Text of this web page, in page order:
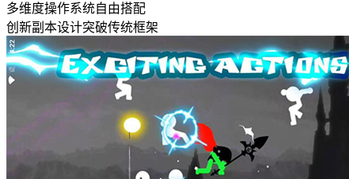
多维度操作系统自由搭配
创新副本设计突破传统框架